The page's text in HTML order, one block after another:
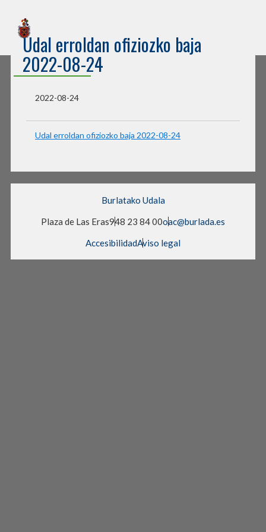
Burlatako Udala
Udal erroldan ofiziozko baja
2022-08-24
2022-08-24
Udal erroldan ofiziozko baja 2022-08-24
Burlatako Udala
Plaza de Las Eras948 23 84 00oac@burlada.es
AccesibilidadAviso legal